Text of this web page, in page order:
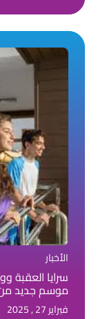
الأخبار
موسم جديد من
فبراير 27 , 2025